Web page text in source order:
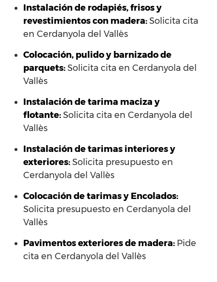
Instalación de rodapiés, frisos y
revestimientos con madera:Solicita cita
en Cerdanyola del Vallès
Colocación, pulido y barnizado de
parquets:Solicita cita en Cerdanyola del
Vallès
Instalación de tarima maciza y
flotante:Solicita cita en Cerdanyola del
Vallès
Instalación de tarimas interiores y
exteriores:Solicita presupuesto en
Cerdanyola del Vallès
Colocación de tarimas y Encolados:
Solicita presupuesto en Cerdanyola del
Vallès
Pavimentos exteriores de madera: Pide
cita en Cerdanyola del Vallès